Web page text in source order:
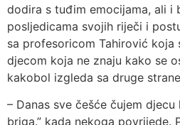
dodira s tuđim emocijama, ali i
posljedicama svojih riječi i
sa profesoricom Tahirović koja
djecom koja ne znaju kako se
kakobol izgleda sa druge
– Danas sve češće čujem djecu
briga.” kada nekoga povrijede.